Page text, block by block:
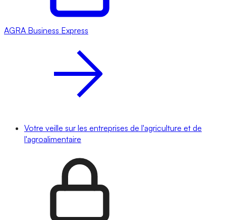
AGRA Business Express
Votre veille sur les entreprises de l'agriculture et de
l'agroalimentaire